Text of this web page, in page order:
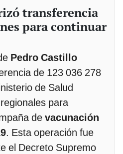
transferencia
para continuar
Pedro Castillo
de 123 036 278
de Salud
para
de vacunación
. Esta operación fue
el Decreto Supremo